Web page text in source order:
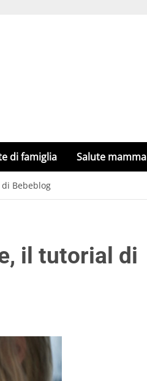
di famiglia Salute mamma
Bebeblog
il tutorial di